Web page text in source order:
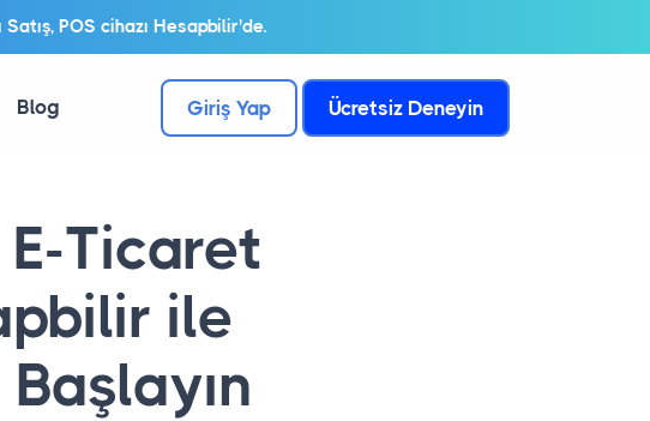
POS cihazı Hesapbilir'de.
Blog Giriş Yap Ücretsiz Deneyin
Ticaret
ile
Başlayın